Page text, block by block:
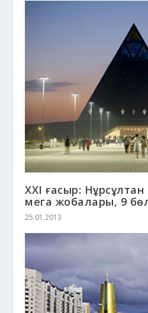
ХХІ ғасыр:
мега жобалары, 9
25.01.2013